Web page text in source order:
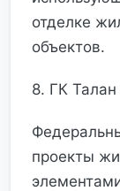
отделке
объектов.
8. ГК
проекты